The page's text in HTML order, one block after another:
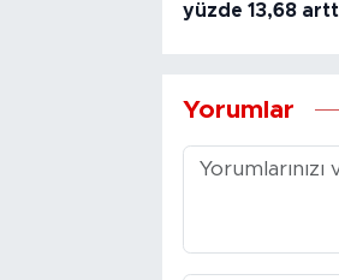
yüzde 13,68
Yorumlar